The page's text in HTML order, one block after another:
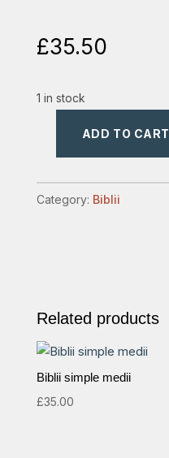
£35.50
1 in stock
mic
culoare
ADD TO CART
Category: Biblii
Related products
Biblii simple medii
£35.00